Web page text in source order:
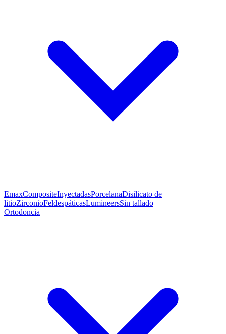
EmaxCompositeInyectadasPorcelanaDisilicato de
litioZirconioFeldespáticasLumineersSin tallado
Ortodoncia